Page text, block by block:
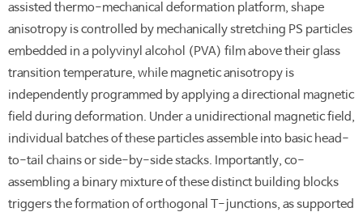
assisted thermo-mechanical deformation platform, shape
anisotropy is controlled by mechanically stretching PS particles
embedded in a polyvinyl alcohol (PVA) film above their glass
transition temperature, while magnetic anisotropy is
independently programmed by applying a directional magnetic
field during deformation. Under a unidirectional magnetic field,
individual batches of these particles assemble into basic head-
to-tail chains or side-by-side stacks. Importantly, co-
assembling a binary mixture of these distinct building blocks
triggers the formation of orthogonal T-junctions, as supported